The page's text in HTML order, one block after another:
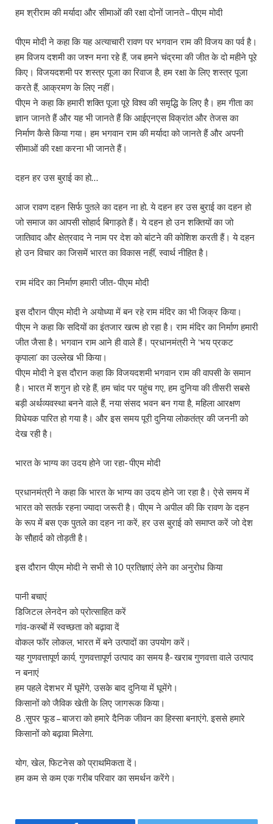
हम श्रीराम की मर्यादा और सीमाओं की रक्षा दोनों जानते – पीएम मोदी
पीएम मोदी ने कहा कि यह अत्याचारी रावण पर भगवान राम की विजय का पर्व है।
हम विजय दशमी का जश्न मना रहे हैं, जब हमने चंद्रमा की जीत के दो महीने पूरे
किए। विजयदशमी पर शस्त्र पूजा का रिवाज है, हम रक्षा के लिए शस्त्र पूजा
करते हैं, आक्रमण के लिए नहीं।
पीएम ने कहा कि हमारी शक्ति पूजा पूरे विश्व की समृद्धि के लिए है। हम गीता का
ज्ञान जानते हैं और यह भी जानते हैं कि आईएनएस विक्रांत और तेजस का
निर्माण कैसे किया गया। हम भगवान राम की मर्यादा को जानते हैं और अपनी
सीमाओं की रक्षा करना भी जानते हैं।
दहन हर उस बुराई का हो…
आज रावण दहन सिर्फ पुतले का दहन ना हो. ये दहन हर उस बुराई का दहन हो
जो समाज का आपसी सोहार्द बिगाड़ते हैं। ये दहन हो उन शक्तियों का जो
जातिवाद और क्षेत्रवाद ने नाम पर देश को बांटने की कोशिश करती हैं। ये दहन
हो उन विचार का जिसमें भारत का विकास नहीं, स्वार्थ नीहित है।
राम मंदिर का निर्माण हमारी जीत- पीएम मोदी
इस दौरान पीएम मोदी ने अयोध्या में बन रहे राम मंदिर का भी जिक्र किया।
पीएम ने कहा कि सदियों का इंतजार खत्म हो रहा है। राम मंदिर का निर्माण हमारी
जीत जैसा है। भगवान राम आने ही वाले हैं। प्रधानमंत्री ने ‘भय प्रकट
कृपाला’ का उल्लेख भी किया।
पीएम मोदी ने इस दौरान कहा कि विजयदशमी भगवान राम की वापसी के समान
है। भारत में शगुन हो रहे हैं, हम चांद पर पहुंच गए, हम दुनिया की तीसरी सबसे
बड़ी अर्थव्यवस्था बनने वाले हैं, नया संसद भवन बन गया है, महिला आरक्षण
विधेयक पारित हो गया है। और इस समय पूरी दुनिया लोकतंत्र की जननी को
देख रही है।
भारत के भाग्य का उदय होने जा रहा- पीएम मोदी
प्रधानमंत्री ने कहा कि भारत के भाग्य का उदय होने जा रहा है। ऐसे समय में
भारत को सतर्क रहना ज्यादा जरूरी है। पीएम ने अपील की कि रावण के दहन
के रूप में बस एक पुतले का दहन ना करें, हर उस बुराई को समाप्त करें जो देश
के सौहार्द को तोड़ती है।
इस दौरान पीएम मोदी ने सभी से 10 प्रतिज्ञाएं लेने का अनुरोध किया
पानी बचाएं
डिजिटल लेनदेन को प्रोत्साहित करें
गांव-कस्बों में स्वच्छता को बढ़ावा दें
वोकल फॉर लोकल, भारत में बने उत्पादों का उपयोग करें।
यह गुणवत्तापूर्ण कार्य, गुणवत्तापूर्ण उत्पाद का समय है- खराब गुणवत्ता वाले उत्पाद
न बनाएं
हम पहले देशभर में घूमेंगे, उसके बाद दुनिया में घूमेंगे।
किसानों को जैविक खेती के लिए जागरूक किया।
8 .सुपर फूड – बाजरा को हमारे दैनिक जीवन का हिस्सा बनाएंगे. इससे हमारे
किसानों को बढ़ावा मिलेगा.
योग, खेल, फिटनेस को प्राथमिकता दें।
हम कम से कम एक गरीब परिवार का समर्थन करेंगे।